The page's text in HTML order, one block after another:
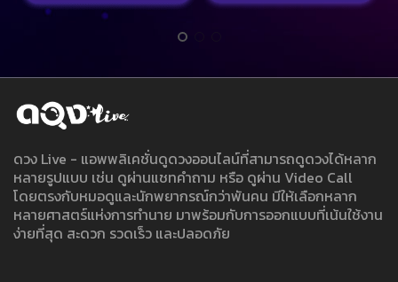
ดวง Live - แอพพลิเคชั่นดูดวงออนไลน์ที่สามารถดูดวงได้หลาก
หลายรูปแบบ เช่น ดูผ่านแชทคำถาม หรือ ดูผ่าน Video Call
โดยตรงกับหมอดูและนักพยากรณ์กว่าพันคน มีให้เลือกหลาก
หลายศาสตร์แห่งการทำนาย มาพร้อมกับการออกแบบที่เน้นใช้งาน
ง่ายที่สุด สะดวก รวดเร็ว และปลอดภัย